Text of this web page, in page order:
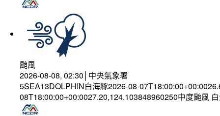
颱風
2026-08-08, 02:30│中央氣象署
5SEA13DOLPHIN白海豚2026-08-
08T18:00:00+00:0027.20,124.103848960250中度颱風